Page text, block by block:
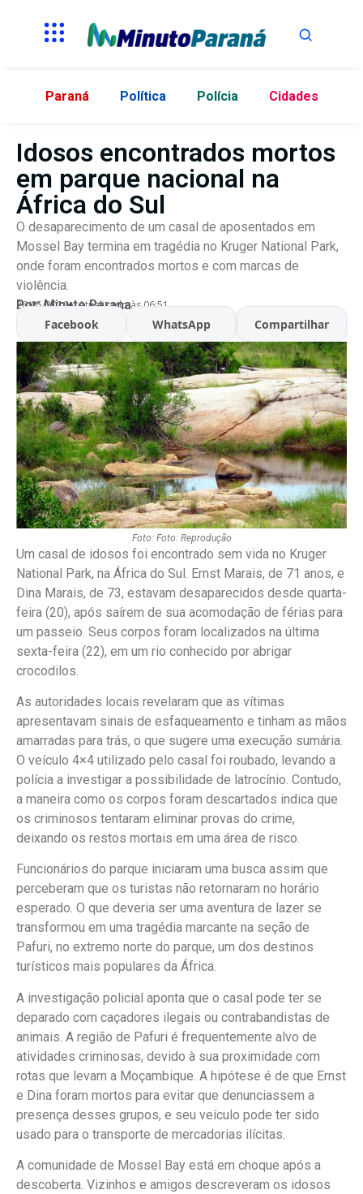
Paraná Política Polícia Cidades
Idosos encontrados mortos
em parque nacional na
África do Sul
O desaparecimento de um casal de aposentados em
Mossel Bay termina em tragédia no Kruger National Park,
onde foram encontrados mortos e com marcas de
violência.
Por:Minuto Parana
26/05/2026 Atualizado às 06:51
Facebook WhatsApp Compartilhar
Foto: Foto: Reprodução
Um casal de idosos foi encontrado sem vida no Kruger
National Park, na África do Sul. Ernst Marais, de 71 anos, e
Dina Marais, de 73, estavam desaparecidos desde quarta-
feira (20), após saírem de sua acomodação de férias para
um passeio. Seus corpos foram localizados na última
sexta-feira (22), em um rio conhecido por abrigar
crocodilos.
As autoridades locais revelaram que as vítimas
apresentavam sinais de esfaqueamento e tinham as mãos
amarradas para trás, o que sugere uma execução sumária.
O veículo 4×4 utilizado pelo casal foi roubado, levando a
polícia a investigar a possibilidade de latrocínio. Contudo,
a maneira como os corpos foram descartados indica que
os criminosos tentaram eliminar provas do crime,
deixando os restos mortais em uma área de risco.
Funcionários do parque iniciaram uma busca assim que
perceberam que os turistas não retornaram no horário
esperado. O que deveria ser uma aventura de lazer se
transformou em uma tragédia marcante na seção de
Pafuri, no extremo norte do parque, um dos destinos
turísticos mais populares da África.
A investigação policial aponta que o casal pode ter se
deparado com caçadores ilegais ou contrabandistas de
animais. A região de Pafuri é frequentemente alvo de
atividades criminosas, devido à sua proximidade com
rotas que levam a Moçambique. A hipótese é de que Ernst
e Dina foram mortos para evitar que denunciassem a
presença desses grupos, e seu veículo pode ter sido
usado para o transporte de mercadorias ilícitas.
A comunidade de Mossel Bay está em choque após a
descoberta. Vizinhos e amigos descreveram os idosos